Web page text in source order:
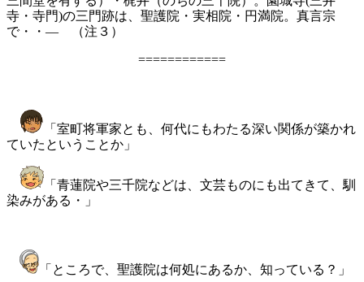
寺・寺門)の三門跡は、聖護院・実相院・円満院。真言宗
で・・― （注３）
============
「室町将軍家とも、何代にもわたる深い関係が築かれ
ていたということか」
「青蓮院や三千院などは、文芸ものにも出てきて、馴
染みがある・」
「ところで、聖護院は何処にあるか、知っている？」